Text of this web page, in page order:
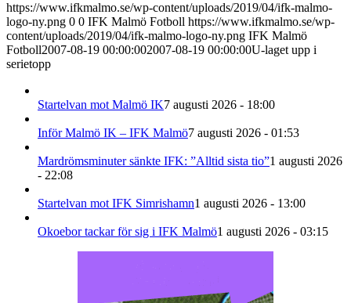
https://www.ifkmalmo.se/wp-content/uploads/2019/04/ifk-malmo-
logo-ny.png 0 0 IFK Malmö Fotboll https://www.ifkmalmo.se/wp-
content/uploads/2019/04/ifk-malmo-logo-ny.png IFK Malmö
Fotboll2007-08-19 00:00:002007-08-19 00:00:00U-laget upp i
serietopp
Startelvan mot Malmö IK7 augusti 2026 - 18:00
Inför Malmö IK – IFK Malmö7 augusti 2026 - 01:53
Mardrömsminuter sänkte IFK: ”Alltid sista tio”1 augusti 2026
- 22:08
Startelvan mot IFK Simrishamn1 augusti 2026 - 13:00
Okoebor tackar för sig i IFK Malmö1 augusti 2026 - 03:15